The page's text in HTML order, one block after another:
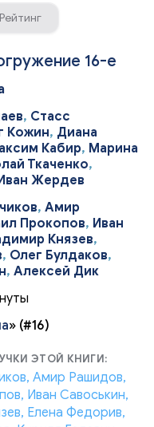
Рейтинг
16-е
, Стасс
Кожин, Диана
Кабир, Марина
Ткаченко,
Жердев
, Амир
Прокопов, Иван
Князев,
, Олег Булдаков,
, Алексей Дик
» (#16)
ЭТОЙ КНИГИ:
Амир Рашидов,
Иван Савоськин,
Елена Федорив,